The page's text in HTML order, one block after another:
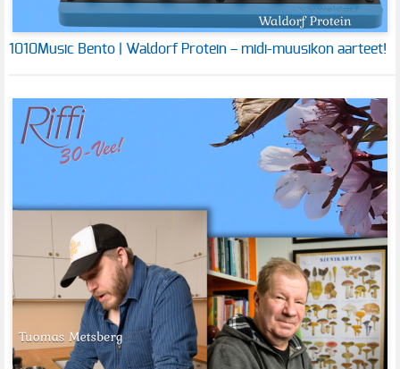
1010Music Bento | Waldorf Protein – midi-muusikon aarteet!